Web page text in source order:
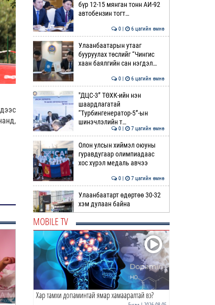
бүр 12-15 мянган тонн АИ-92
автобензин тогт…
0 | 6 цагийн өмнө
Улаанбаатарын утааг
бууруулах төслийг “Чингис
хаан баялгийн сан нэгдэл…
0 | 6 цагийн өмнө
"ДЦС-3” ТӨХК-ийн нэн
шаардлагатай
“Турбингенератор-5”-ын
шинэчлэлийн т…
0 | 7 цагийн өмнө
Олон улсын хиймэл оюуны
гуравдугаар олимпиадаас
хос хүрэл медаль авчээ
0 | 7 цагийн өмнө
Улаанбаатарт өдөртөө 30-32
хэм дулаан байна
ДОРНЫН ЗУРХАЙ | Морь,
нохой жилтнээ аливаа үйлийг
хийхэд эерэг сайн
0 | 8 цагийн өмнө
ӨГЛӨӨНИЙ МЭНД!
MOBILE TV
Хар тамхи допаминтай ямар хамааралтай вэ?